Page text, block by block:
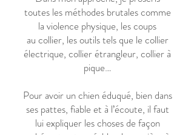
toutes les méthodes brutales comme
la violence physique, les coups
au collier, les outils tels que le collier
électrique, collier étrangleur, collier à
pique…
Pour avoir un chien éduqué, bien dans
ses pattes, fiable et à l’écoute, il faut
lui expliquer les choses de façon